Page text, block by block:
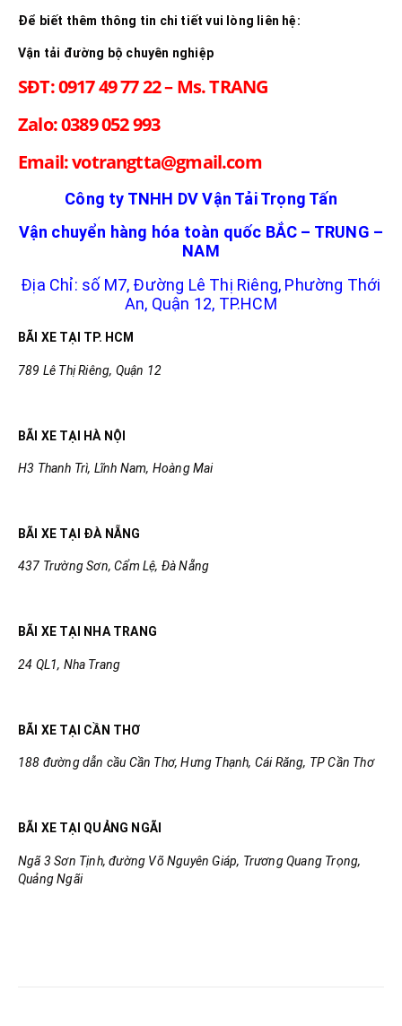
Để biết thêm thông tin chi tiết vui lòng liên hệ:
Vận tải đường bộ chuyên nghiệp
SĐT: 0917 49 77 22 – Ms. TRANG
Zalo: 0389 052 993
Email: votrangtta@gmail.com
Công ty TNHH DV Vận Tải Trọng Tấn
Vận chuyển hàng hóa toàn quốc BẮC – TRUNG –
NAM
Địa Chỉ: số M7, Đường Lê Thị Riêng, Phường Thới
An, Quận 12, TP.HCM
BÃI XE TẠI TP. HCM
789 Lê Thị Riêng, Quận 12
BÃI XE TẠI HÀ NỘI
H3 Thanh Trì, Lĩnh Nam, Hoàng Mai
BÃI XE TẠI ĐÀ NẴNG
437 Trường Sơn, Cẩm Lệ, Đà Nẵng
BÃI XE TẠI NHA TRANG
24 QL1, Nha Trang
BÃI XE TẠI CẦN THƠ
188 đường dẫn cầu Cần Thơ, Hưng Thạnh, Cái Răng, TP Cần Thơ
BÃI XE TẠI QUẢNG NGÃI
Ngã 3 Sơn Tịnh, đường Võ Nguyên Giáp, Trương Quang Trọng,
Quảng Ngãi